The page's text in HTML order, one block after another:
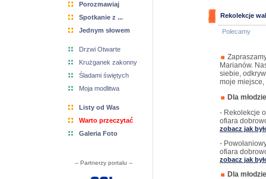
Porozmawiaj
Spotkanie z ...
Jednym słowem
Drzwi Otwarte
Krużganek zakonny
Śladami świętych
Moja modlitwa
Listy od Was
Warto przeczytać
Galeria Foto
-- Partnerzy portalu --
Rekolekcje
Polecamy
Marianów.
siebie,
moje
Dla
- Rekolekcje
ofiara
zobacz jak
-
ofiara
zobacz jak
Dla